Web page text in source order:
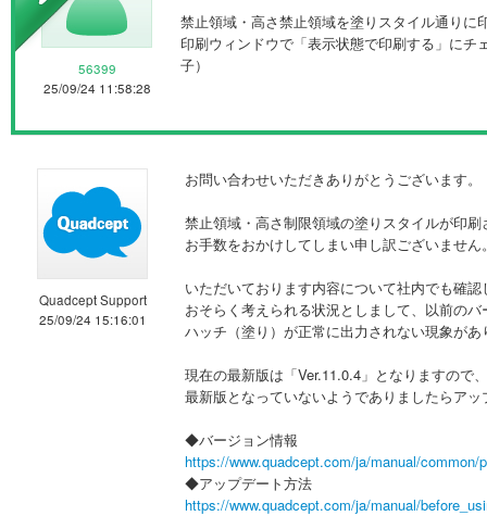
56399
25/09/24 11:58:28
禁止領域・高さ禁止領域を塗りスタイル通りに
印刷ウィンドウで「表示状態で印刷する」に
子）
Quadcept Support
25/09/24 15:16:01
お問い合わせいただきありがとうございます。
禁止領域・高さ制限領域の塗りスタイルが印
お手数をおかけしてしまい申し訳ございません
いただいております内容について社内でも確
おそらく考えられる状況としまして、以前の
ハッチ（塗り）が正常に出力されない現象が
現在の最新版は「Ver.11.0.4」となりますので
最新版となっていないようでありましたらア
◆バージョン情報
https://www.quadcept.com/ja/manual/common/
◆アップデート方法
https://www.quadcept.com/ja/manual/